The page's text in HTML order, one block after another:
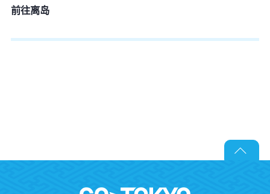
前往离岛